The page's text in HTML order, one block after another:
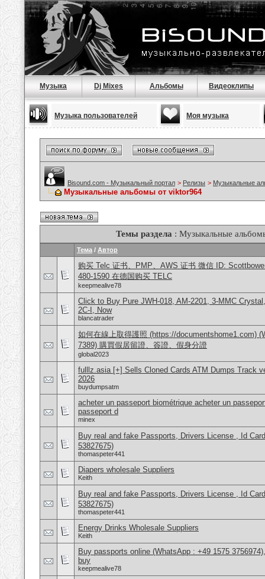
Музыка Dj Mixes Альбомы Видеоклипы
Музыка пользователей Моя музыка
Bisound.com - Музыкальный портал > Релизы > Музыкальные
Музыкальные альбомы от viktor964
Темы раздела : Музыкальные
Тема / Автор
购买 Telc 证书、PMP、AWS 证书 微信 ID:
480-1590 在德国购买 TELC
keepmealive78
Click to Buy Pure JWH-018, AM-2201, 3-MMC
2C-I, Now
blancatrader
如何在線上取得護照 (https://documentshome1.com)
7389) 購買假居留證、簽證、假身分證
global2023
fulllz.asia [+] Sells Cloned Cards ATM Dumps Track
2026
buydumpsatm
acheter un passeport biométrique acheter un
passeport d
minex
Buy real and fake Passports, Drivers License , Id
53827675)
thomaspeter441
Diapers wholesale Suppliers
Keith
Buy real and fake Passports, Drivers License , Id
53827675)
thomaspeter441
Energy Drinks Wholesale Suppliers
Keith
Buy passports online (WhatsApp : +49 1575
buy
keepmealive78